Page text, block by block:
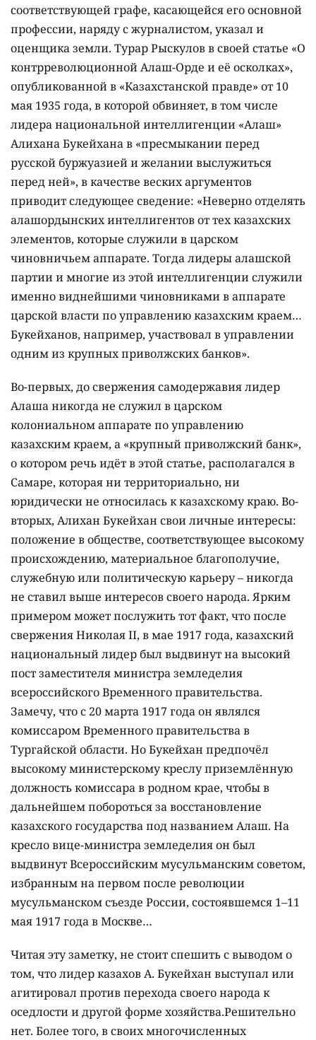
соответствующей графе, касающейся его основной
профессии, наряду с журналистом, указал и
оценщика земли. Турар Рыскулов в своей статье «О
контрреволюционной Алаш-Орде и её осколках»,
опубликованной в «Казахстанской правде» от 10
мая 1935 года, в которой обвиняет, в том числе
лидера национальной интеллигенции «Алаш»
Алихана Букейхана в «пресмыкании перед
русской буржуазией и желании выслужиться
перед ней», в качестве веских аргументов
приводит следующее сведение: «Неверно отделять
алашордынских интеллигентов от тех казахских
элементов, которые служили в царском
чиновничьем аппарате. Тогда лидеры алашской
партии и многие из этой интеллигенции служили
именно виднейшими чиновниками в аппарате
царской власти по управлению казахским краем…
Букейханов, например, участвовал в управлении
одним из крупных приволжских банков».
Во-первых, до свержения самодержавия лидер
Алаша никогда не служил в царском
колониальном аппарате по управлению
казахским краем, а «крупный приволжский банк»,
о котором речь идёт в этой статье, располагался в
Самаре, которая ни территориально, ни
юридически не относилась к казахскому краю. Во-
вторых, Алихан Букейхан свои личные интересы:
положение в обществе, соответствующее высокому
происхождению, материальное благополучие,
служебную или политическую карьеру – никогда
не ставил выше интересов своего народа. Ярким
примером может послужить тот факт, что после
свержения Николая ІІ, в мае 1917 года, казахский
национальный лидер был выдвинут на высокий
пост заместителя министра земледелия
всероссийского Временного правительства.
Замечу, что с 20 марта 1917 года он являлся
комиссаром Временного правительства в
Тургайской области. Но Букейхан предпочёл
высокому министерскому креслу приземлённую
должность комиссара в родном крае, чтобы в
дальнейшем побороться за восстановление
казахского государства под названием Алаш. На
кресло вице-министра земледелия он был
выдвинут Всероссийским мусульманским советом,
избранным на первом после революции
мусульманском съезде России, состоявшемся 1–11
мая 1917 года в Москве…
Читая эту заметку, не стоит спешить с выводом о
том, что лидер казахов А. Букейхан выступал или
агитировал против перехода своего народа к
оседлости и другой форме хозяйства.Решительно
нет. Более того, в своих многочисленных